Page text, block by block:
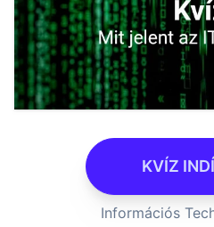
KVÍZ
Információs